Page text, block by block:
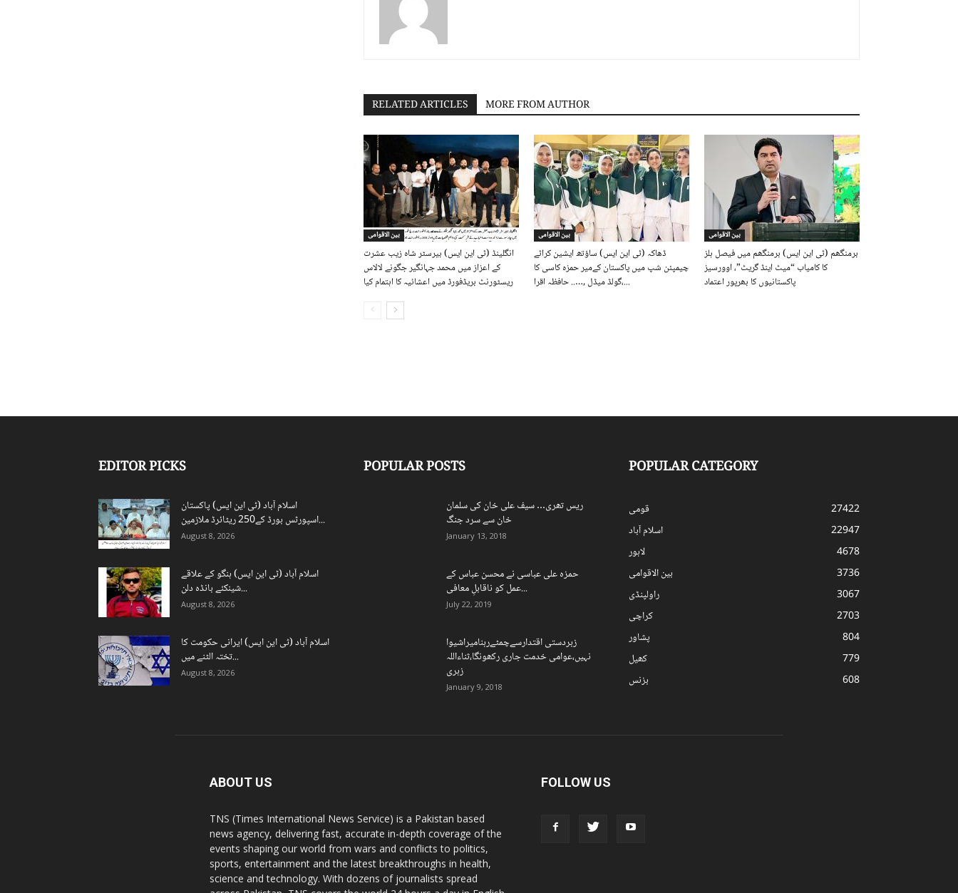
RELATED ARTICLES MORE FROM AUTHOR
بین الاقوامی
انگلینڈ (ٹی این ایس) بیرسٹر شاہ زیب عشرت
کے اعزاز میں محمد جہانگیر جگونے لالاس
ریسٹورنٹ بریڈفورڈ میں اعشائیہ کا اہتمام کیا
بین الاقوامی
ڈھاکہ (ٹی این ایس) ساؤتھ ایشین کراٹے
چیمپئن شپ میں پاکستان کےمیر حمزہ کاسی کا
گولڈ میڈل ,….. حافظہ اقرا،...
بین الاقوامی
برمنگھم (ٹی این ایس) برمنگھم میں فیصل ہلز
کا کامیاب “میٹ اینڈ گریٹ”، اوورسیز
پاکستانیوں کا بھرپور اعتماد
EDITOR PICKS
اسلام آباد (ٹی این ایس) پاکستان
اسپورٹس بورڈ کے250 ریٹائرڈ ملازمین...
August 8, 2026
اسلام آباد (ٹی این ایس) ہنگو کے علاقے
شینکئے بانڈہ دلن...
August 8, 2026
اسلام آباد (ٹی این ایس) ایرانی حکومت کا
تختہ الٹنے میں...
August 8, 2026
POPULAR POSTS
ریس تھری… سیف علی خان کی سلمان
خان سے سرد جنگ
January 13, 2018
حمزہ علی عباسی نے محسن عباس کے
عمل کو ناقابلِ معافی...
July 22, 2019
زبردستی اقتدارسےچمٹےرہنامیراشیوا
نہیں،عوامی خدمت جاری رکھونگا،ثناءاللہ
زہری
January 9, 2018
POPULAR CATEGORY
قومی
27422
اسلام آباد
22947
لاہور
4678
بین الاقوامی
3736
راولپنڈی
3067
کراچی
2703
پشاور
804
کھیل
779
بزنس
608
ABOUT US
TNS (Times International News Service) is a Pakistan based
news agency, delivering fast, accurate in-depth coverage of the
events shaping our world from wars and conflicts to politics,
sports, entertainment and the latest breakthroughs in health,
science and technology. With dozens of journalists spread
FOLLOW US